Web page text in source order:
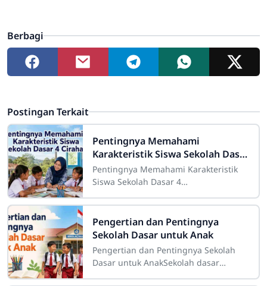
Berbagi
Postingan Terkait
Pentingnya Memahami
Karakteristik Siswa Sekolah Dasar
4 Cirahab
Pentingnya Memahami Karakteristik
Siswa Sekolah Dasar 4
merupakan salah satu bagian penting
dalam pelaksanaan
Pengertian dan Pentingnya
Sekolah Dasar untuk Anak
Pengertian dan Pentingnya Sekolah
Dasar untuk AnakSekolah dasar